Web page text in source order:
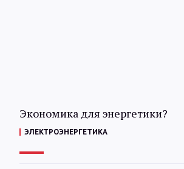
Экономика для энергетики?
ЭЛЕКТРОЭНЕРГЕТИКА